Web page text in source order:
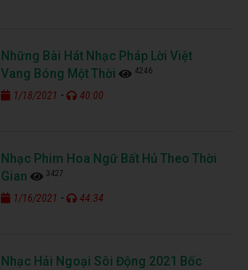
Những Bài Hát Nhạc Pháp Lời Việt
Vang Bóng Một Thời
4246
1/18/2021 - 40:00
Nhạc Phim Hoa Ngữ Bất Hủ Theo Thời
Gian
3427
1/16/2021 - 44:34
Nhạc Hải Ngoại Sôi Động 2021 Bốc